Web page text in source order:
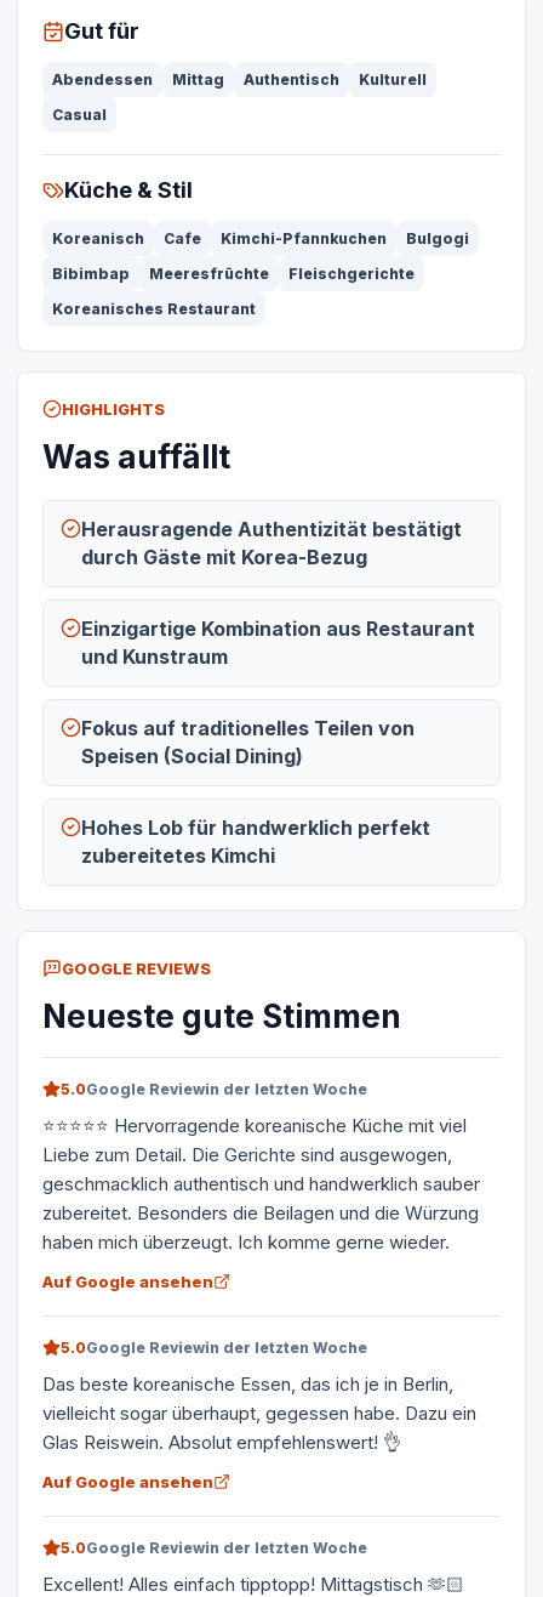
Gut für
Abendessen Mittag Authentisch
Kulturell
Casual
Küche & Stil
Koreanisch Cafe Kimchi-Pfannkuchen
Bulgogi
Bibimbap
Meeresfrüchte
Fleischgerichte
Koreanisches Restaurant
HIGHLIGHTS
Was auffällt
Herausragende Authentizität bestätigt
durch Gäste mit Korea-Bezug
Einzigartige Kombination aus Restaurant
und Kunstraum
Fokus auf traditionelles Teilen von
Speisen (Social Dining)
Hohes Lob für handwerklich perfekt
zubereitetes Kimchi
GOOGLE REVIEWS
Neueste gute Stimmen
5.0Google Reviewin der letzten Woche
⭐⭐⭐⭐⭐ Hervorragende koreanische Küche mit viel
Liebe zum Detail. Die Gerichte sind ausgewogen,
geschmacklich authentisch und handwerklich sauber
zubereitet. Besonders die Beilagen und die Würzung
haben mich überzeugt. Ich komme gerne wieder.
Auf Google ansehen
5.0Google Reviewin der letzten Woche
Das beste koreanische Essen, das ich je in Berlin,
vielleicht sogar überhaupt, gegessen habe. Dazu ein
Glas Reiswein. Absolut empfehlenswert! 👌
Auf Google ansehen
5.0Google Reviewin der letzten Woche
Excellent! Alles einfach tipptopp! Mittagstisch 🫶🏻